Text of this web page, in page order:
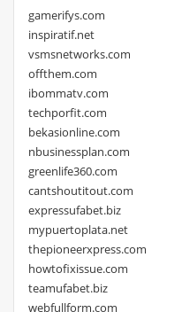
gamerifys.com
inspiratif.net
vsmsnetworks.com
offthem.com
ibommatv.com
techporfit.com
bekasionline.com
nbusinessplan.com
greenlife360.com
cantshoutitout.com
expressufabet.biz
mypuertoplata.net
thepioneerxpress.com
howtofixissue.com
teamufabet.biz
webfullform.com